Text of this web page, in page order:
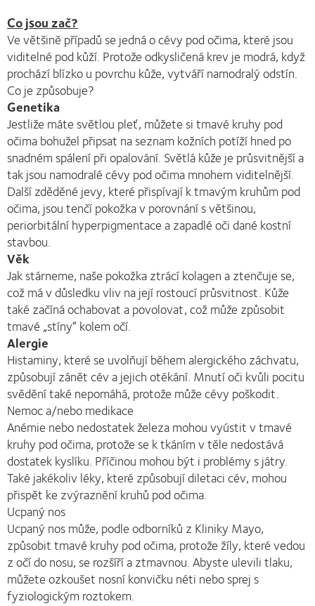
Co jsou zač?
Ve většině případů se jedná o cévy pod očima, které jsou
viditelné pod kůží. Protože odkysličená krev je modrá, když
prochází blízko u povrchu kůže, vytváří namodralý odstín.
Co je způsobuje?
Genetika
Jestliže máte světlou pleť, můžete si tmavé kruhy pod
očima bohužel připsat na seznam kožních potíží hned po
snadném spálení při opalování. Světlá kůže je průsvitnější a
tak jsou namodralé cévy pod očima mnohem viditelnější.
Další zděděné jevy, které přispívají k tmavým kruhům pod
očima, jsou tenčí pokožka v porovnání s většinou,
periorbitální hyperpigmentace a zapadlé oči dané kostní
stavbou.
Věk
Jak stárneme, naše pokožka ztrácí kolagen a ztenčuje se,
což má v důsledku vliv na její rostoucí průsvitnost. Kůže
také začíná ochabovat a povolovat, což může způsobit
tmavé „stíny“ kolem očí.
Alergie
Histaminy, které se uvolňují během alergického záchvatu,
způsobují zánět cév a jejich otékání. Mnutí oči kvůli pocitu
svědění také nepomáhá, protože může cévy poškodit.
Nemoc a/nebo medikace
Anémie nebo nedostatek železa mohou vyústit v tmavé
kruhy pod očima, protože se k tkáním v těle nedostává
dostatek kyslíku. Příčinou mohou být i problémy s játry.
Také jakékoliv léky, které způsobují diletaci cév, mohou
přispět ke zvýraznění kruhů pod očima.
Ucpaný nos
Ucpaný nos může, podle odborníků z Kliniky Mayo,
způsobit tmavé kruhy pod očima, protože žíly, které vedou
z očí do nosu, se rozšíří a ztmavnou. Abyste ulevili tlaku,
můžete ozkoušet nosní konvičku néti nebo sprej s
fyziologickým roztokem.